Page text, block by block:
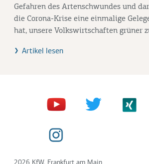
Gefahren des Artenschwundes und
die Corona-Krise eine einmalige
hat, unsere Volkswirtschaften grüner
Artikel lesen